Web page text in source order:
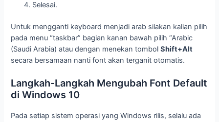
Selesai.
Untuk mengganti keyboard menjadi arab silakan kalian pilih
pada menu “taskbar” bagian kanan bawah pilih “Arabic
(Saudi Arabia) atau dengan menekan tombolShift+Alt
secara bersamaan nanti font akan terganit otomatis.
Langkah-Langkah Mengubah Font Default
di Windows 10
Pada setiap sistem operasi yang Windows rilis, selalu ada